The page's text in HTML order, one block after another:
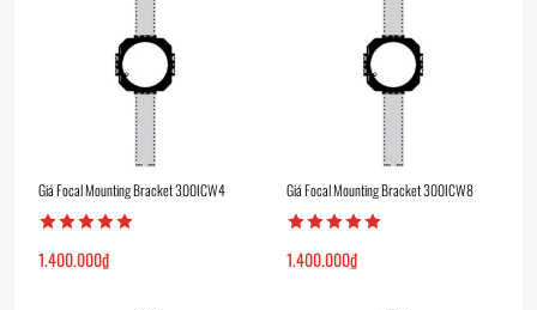
Giá Focal Mounting Bracket 300ICW4
1.400.000₫
Giá Focal Mounting Bracket 300ICW8
1.400.000₫